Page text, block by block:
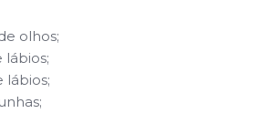
olhos;
lábios;
lábios;